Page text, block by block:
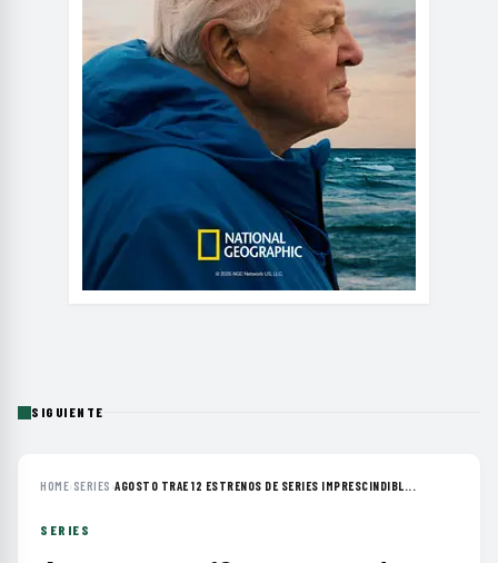
SIGUIENTE
HOME› SERIES ›AGOSTO TRAE 12 ESTRENOS DE SERIES IMPRESCINDIBL...
SERIES